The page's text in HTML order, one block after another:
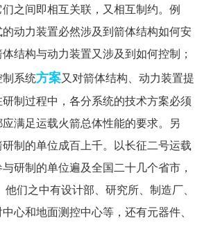
之间即相互关联，又相互制约。例
动力装置必然涉及到箭体结构如何安
结构与动力装置又涉及到如何控制；
系统方案又对箭体结构、动力装置提
制过程中，各分系统的技术方案必须
满足运载火箭总体性能的要求。另
制的单位成百上千。以长征二号运载
研制的单位遍及全国二十几个省市，
们之中有设计部、研究所、制造厂、
心和地面测控中心等，还有元器件、